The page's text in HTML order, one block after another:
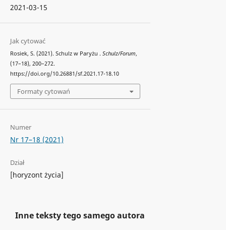
2021-03-15
Jak cytować
Rosiek, S. (2021). Schulz w Paryżu . Schulz/Forum,
(17–18), 200–272.
https://doi.org/10.26881/sf.2021.17-18.10
Formaty cytowań
Numer
Nr 17–18 (2021)
Dział
[horyzont życia]
Inne teksty tego samego autora